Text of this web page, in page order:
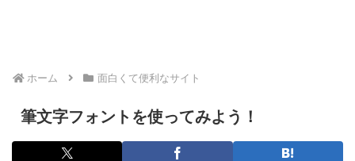
ホーム 面白くて便利なサイト
筆文字フォントを使ってみよう！